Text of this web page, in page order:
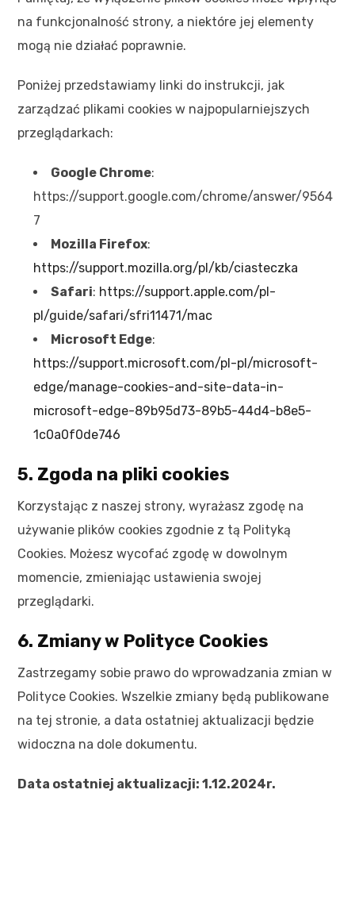
na funkcjonalność strony, a niektóre jej elementy
mogą nie działać poprawnie.
Poniżej przedstawiamy linki do instrukcji, jak
zarządzać plikami cookies w najpopularniejszych
przeglądarkach:
Google Chrome:
https://support.google.com/chrome/answer/9564
7
Mozilla Firefox:
https://support.mozilla.org/pl/kb/ciasteczka
Safari: https://support.apple.com/pl-
pl/guide/safari/sfri11471/mac
Microsoft Edge:
https://support.microsoft.com/pl-pl/microsoft-
edge/manage-cookies-and-site-data-in-
microsoft-edge-89b95d73-89b5-44d4-b8e5-
1c0a0f0de746
5. Zgoda na pliki cookies
Korzystając z naszej strony, wyrażasz zgodę na
używanie plików cookies zgodnie z tą Polityką
Cookies. Możesz wycofać zgodę w dowolnym
momencie, zmieniając ustawienia swojej
przeglądarki.
6. Zmiany w Polityce Cookies
Zastrzegamy sobie prawo do wprowadzania zmian w
Polityce Cookies. Wszelkie zmiany będą publikowane
na tej stronie, a data ostatniej aktualizacji będzie
widoczna na dole dokumentu.
Data ostatniej aktualizacji: 1.12.2024r.